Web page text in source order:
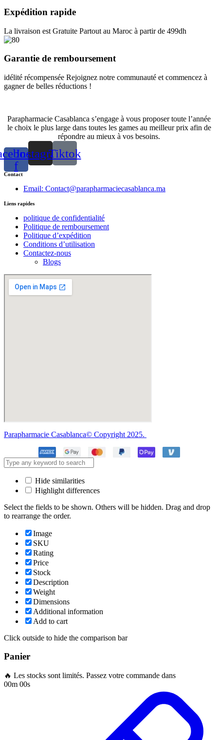
Expédition rapide
La livraison est Gratuite Partout au Maroc à partir de 499dh
Garantie de remboursement
idélité récompensée Rejoignez notre communauté et commencez à
gagner de belles réductions !
Parapharmacie Casablanca s’engage à vous proposer toute l’année
le choix le plus large dans toutes les games au meilleur prix afin de
répondre au mieux à vos besoins.
f
InstagramTiktok
Contact
Email: Contact@parapharmaciecasablanca.ma
Liens rapides
politique de confidentialité
Politique de remboursement
Politique d’expédition
Conditions d’utilisation
Contactez-nous
Blogs
Parapharmacie Casablanca© Copyright 2025.
Hide similarities
Highlight differences
Select the fields to be shown. Others will be hidden. Drag and drop
to rearrange the order.
Image
SKU
Rating
Price
Stock
Description
Weight
Dimensions
Additional information
Add to cart
Click outside to hide the comparison bar
Panier
🔥 Les stocks sont limités. Passez votre commande dans
00m 00s